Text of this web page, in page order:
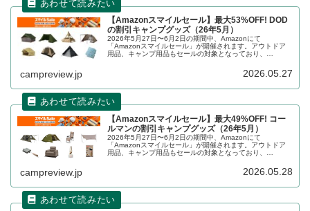
【Amazonスマイルセール】最大53%OFF! DOD
の割引キャンプグッズ（26年5月）
2026年5月27日〜6月2日の期間中、Amazonにて
「Amazonスマイルセール」が開催されます。アウトドア
用品、キャンプ用品もセールの対象となっており、
campreview.jp 2026.05.27
【Amazonスマイルセール】最大49%OFF! コー
ルマンの割引キャンプグッズ（26年5月）
2026年5月27日〜6月2日の期間中、Amazonにて
「Amazonスマイルセール」が開催されます。アウトドア
用品、キャンプ用品もセールの対象となっており、
campreview.jp 2026.05.28